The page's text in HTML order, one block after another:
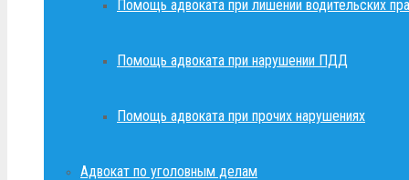
Помощь адвоката при лишении водительских
Помощь адвоката при нарушении ПДД
Помощь адвоката при прочих нарушениях
Адвокат по уголовным делам